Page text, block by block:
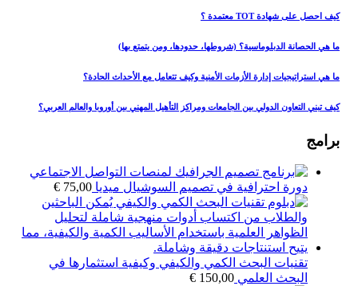
كيف احصل على شهادة TOT معتمدة ؟
ما هي الحصانة الدبلوماسية؟ (شروطها، حدودها، ومن يتمتع بها)
ما هي استراتيجيات إدارة الأزمات الأمنية وكيف تتعامل مع الأحداث الحادة؟
كيف تبني التعاون الدولي بين الجامعات ومراكز التأهيل المهني بين أوروبا والعالم العربي؟
برامج
دورة احترافية في تصميم السوشيال ميديا € 75,00
تقنيات البحث الكمي والكيفي وكيفية استثمارها في
البحث العلمي
€ 150,00